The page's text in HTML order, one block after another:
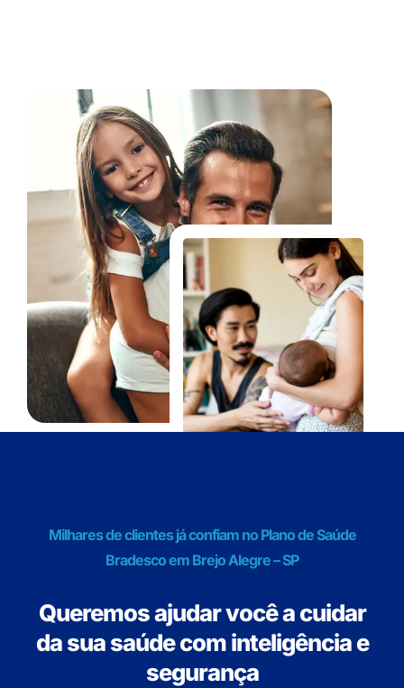
Milhares de clientes já confiam no Plano de Saúde
Bradesco em Brejo Alegre – SP
Queremos ajudar você a cuidar
da sua saúde com inteligência e
segurança